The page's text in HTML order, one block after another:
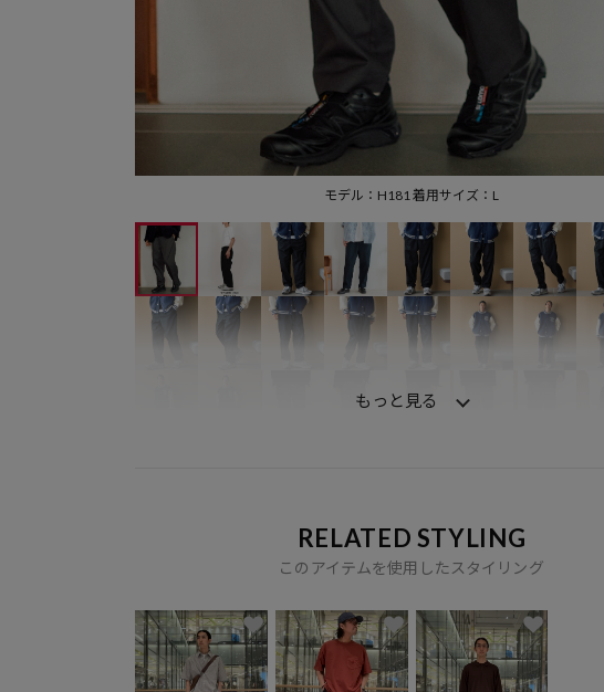
モデル：H181 着用サイズ：L
もっと見る
RELATED STYLING
このアイテムを使用したスタイリング